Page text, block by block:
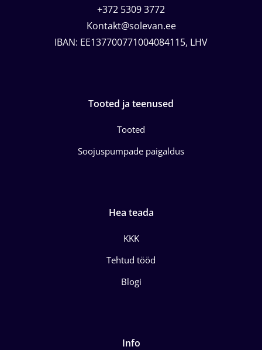
+372 5309 3772
Kontakt@solevan.ee
IBAN: EE137700771004084115, LHV
Tooted ja teenused
Tooted
Soojuspumpade paigaldus
Hea teada
KKK
Tehtud tööd
Blogi
Info